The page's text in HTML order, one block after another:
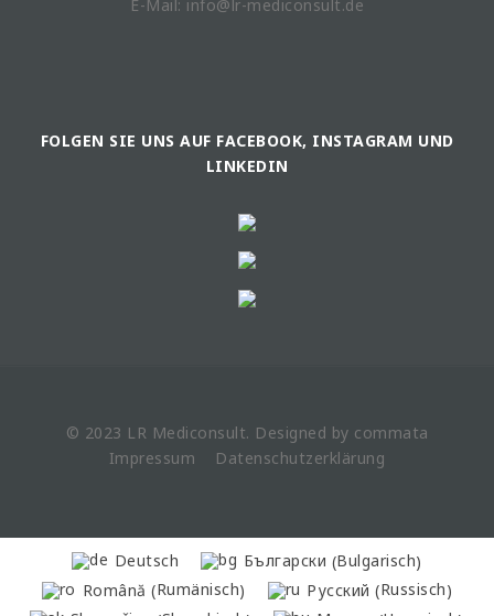
E-Mail: info@lr-mediconsult.de
FOLGEN SIE UNS AUF FACEBOOK, INSTAGRAM UND
LINKEDIN
© 2023 LR Mediconsult. Designed by commata
Impressum
Datenschutzerklärung
Deutsch Български (Bulgarisch)
Română (Rumänisch) Русский (Russisch)